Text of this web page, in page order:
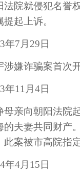
法院就侵犯名誉
提起上诉。
年7月29日
涉嫌诈骗案首次
年11月4日
母亲向朝阳法院
的夫妻共同财产
此案被市高院指
年4月15日